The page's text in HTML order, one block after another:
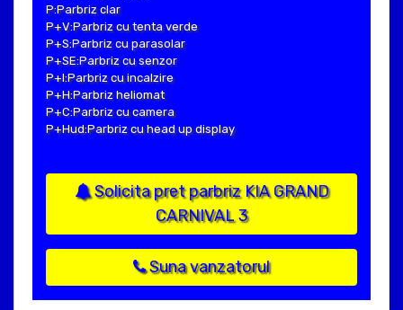
P:Parbriz clar
P+V:Parbriz cu tenta verde
P+S:Parbriz cu parasolar
P+SE:Parbriz cu senzor
P+I:Parbriz cu incalzire
P+H:Parbriz heliomat
P+C:Parbriz cu camera
P+Hud:Parbriz cu head up display
Solicita pret parbriz KIA GRAND
CARNIVAL 3
Suna vanzatorul